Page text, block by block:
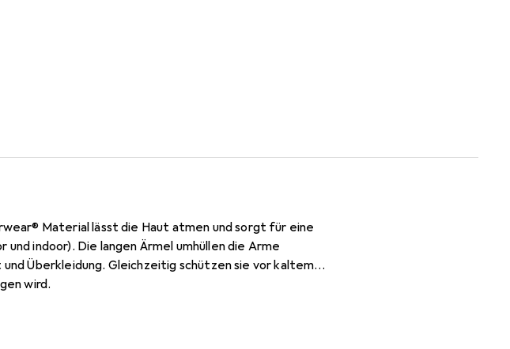
Material lässt die Haut atmen und sorgt für eine
indoor). Die langen Ärmel umhüllen die Arme
Überkleidung. Gleichzeitig schützen sie vor kaltem
wird.